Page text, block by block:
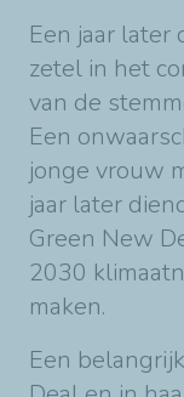
Een jaar later
zetel in het
van de
Een
jonge vrouw
jaar later
Green New
2030
maken.
Een